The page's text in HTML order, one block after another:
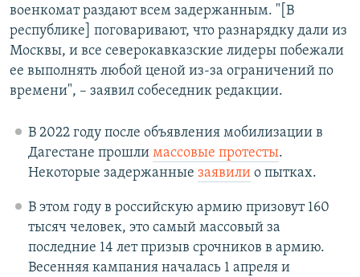
военкомат раздают всем задержанным. "[В
республике] поговаривают, что разнарядку дали из
Москвы, и все северокавказские лидеры побежали
ее выполнять любой ценой из-за ограничений по
времени", – заявил собеседник редакции.
В 2022 году после объявления мобилизации в
Дагестане прошли массовые протесты.
Некоторые задержанные заявилио пытках.
В этом году в российскую армию призовут 160
тысяч человек, это самый массовый за
последние 14 лет призыв срочников в армию.
Весенняя кампания началась 1 апреля и